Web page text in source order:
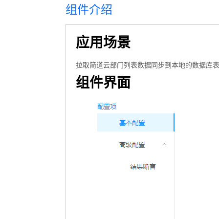
组件介绍
应用场景
拉取简道云部门列表数据同步到本地的数据库
组件界面